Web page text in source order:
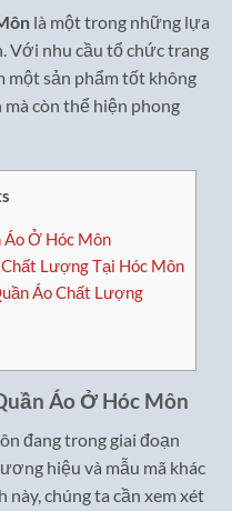
là một trong những lựa
Với nhu cầu tổ chức trang
một sản phẩm tốt không
còn thể hiện phong
Áo Ở Hóc Môn
Lượng Tại Hóc Môn
Áo Chất Lượng
Áo Ở Hóc Môn
đang trong giai đoạn
hiệu và mẫu mã khác
chúng ta cần xem xét